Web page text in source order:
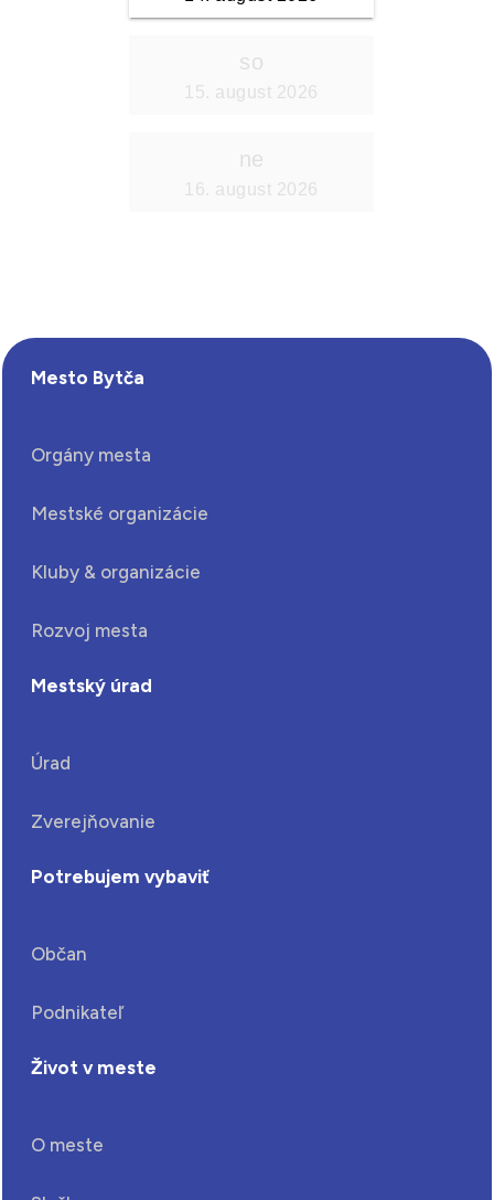
Mesto Bytča
Orgány mesta
Mestské organizácie
Kluby & organizácie
Rozvoj mesta
Mestský úrad
Úrad
Zverejňovanie
Potrebujem vybaviť
Občan
Podnikateľ
Život v meste
O meste